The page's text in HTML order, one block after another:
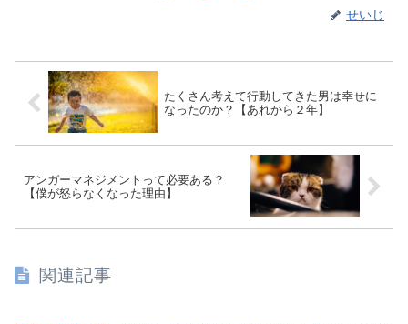
せいじ
たくさん考えて行動してきた男は幸せに
なったのか？【あれから２年】
アンガーマネジメントって必要ある？
【僕が怒らなくなった理由】
関連記事